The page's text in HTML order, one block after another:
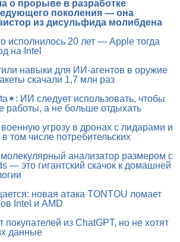
о прорыве в разработке
поколения — она
из дисульфида молибдена
исполнилось 20 лет — Apple тогда
на Intel
навыки для ИИ-агентов в оружие
скачали 1,7 млн раз
ИИ следует использовать, чтобы
работы, а не больше отдыхать
угрозу в дронах с лидарами и
том числе потребительских
анализатор размером с
— это гигантский скачок к домашней
новая атака TONTOU ломает
Intel и AMD
покупателей из ChatGPT, но не хотят
данные